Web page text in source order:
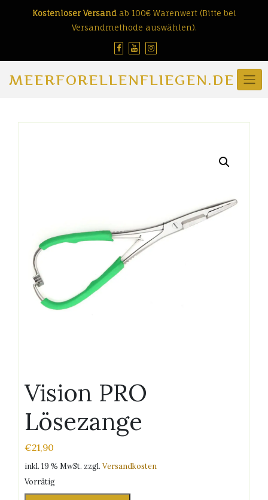
Kostenloser Versandab 100€ Warenwert (Bitte bei
Versandmethode auswählen).
MEERFORELLENFLIEGEN.DE
Vision PRO
Lösezange
€21,90
inkl. 19 % MwSt. zzgl. Versandkosten
Vorrätig